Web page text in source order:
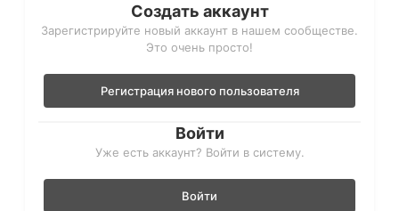
Создать аккаунт
Зарегистрируйте новый аккаунт в нашем сообществе.
Это очень просто!
Регистрация нового пользователя
Войти
Уже есть аккаунт? Войти в систему.
Войти